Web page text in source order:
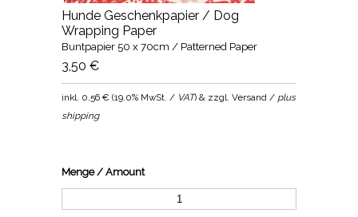
Hunde Geschenkpapier / Dog
Wrapping Paper
Buntpapier 50 x 70cm / Patterned Paper
3,50 €
inkl. 0,56 € (19.0% MwSt. / VAT) & zzgl. Versand / plus
shipping
Menge / Amount